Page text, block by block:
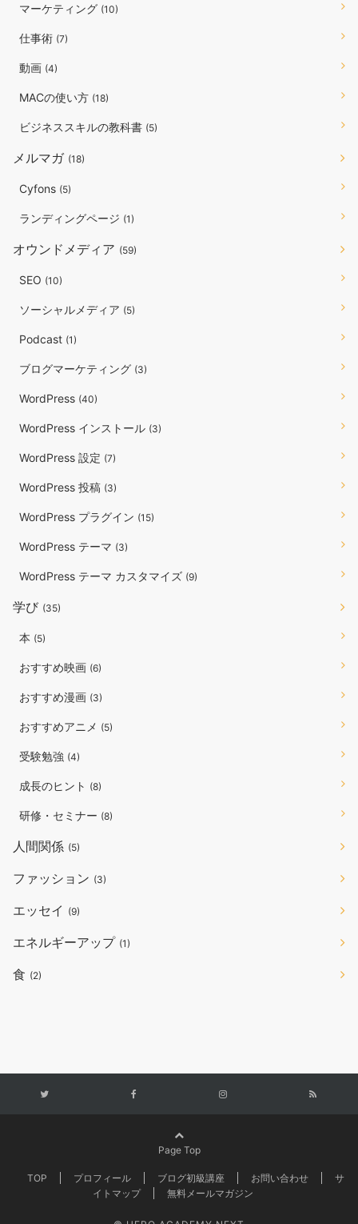
マーケティング (10)
仕事術 (7)
動画 (4)
MACの使い方 (18)
ビジネススキルの教科書 (5)
メルマガ (18)
Cyfons (5)
ランディングページ (1)
オウンドメディア (59)
SEO (10)
ソーシャルメディア (5)
Podcast (1)
ブログマーケティング (3)
WordPress (40)
WordPress インストール (3)
WordPress 設定 (7)
WordPress 投稿 (3)
WordPress プラグイン (15)
WordPress テーマ (3)
WordPress テーマ カスタマイズ (9)
学び (35)
本 (5)
おすすめ映画 (6)
おすすめ漫画 (3)
おすすめアニメ (5)
受験勉強 (4)
成長のヒント (8)
研修・セミナー (8)
人間関係 (5)
ファッション (3)
エッセイ (9)
エネルギーアップ (1)
食 (2)
Page Top
TOP プロフィール ブログ初級講座 お問い合わせ
サ
イトマップ
無料メールマガジン